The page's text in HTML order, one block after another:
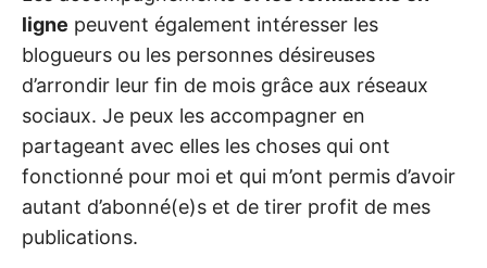
ligne peuvent également intéresser les
blogueurs ou les personnes désireuses
d’arrondir leur fin de mois grâce aux réseaux
sociaux. Je peux les accompagner en
partageant avec elles les choses qui ont
fonctionné pour moi et qui m’ont permis d’avoir
autant d’abonné(e)s et de tirer profit de mes
publications.